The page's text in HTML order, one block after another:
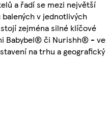
a řadí se mezi největší
v jednotlivých
zejména silné klíčové
Babybel® či Nurishh® - ve
na trhu a geografický